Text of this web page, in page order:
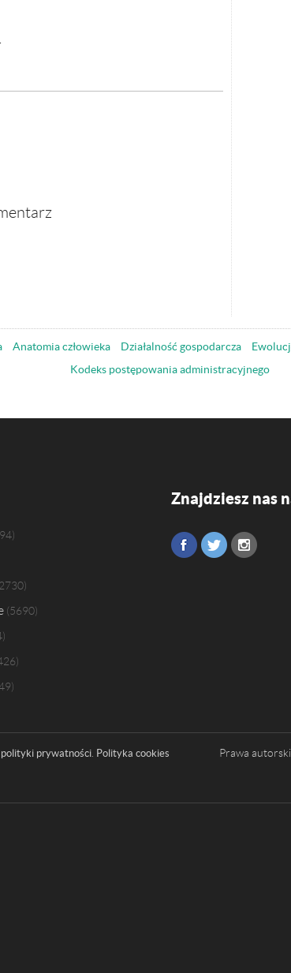
Anatomia człowieka Działalność gospodarcza
Kodeks postępowania administracyjnego
2730
5690
Znajdziesz nas
polityki prywatności. Polityka cookies Prawa